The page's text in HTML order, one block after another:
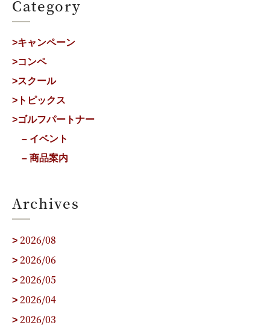
Category
>キャンペーン
>コンペ
>スクール
>トピックス
>ゴルフパートナー
– イベント
– 商品案内
Archives
> 2026/08
> 2026/06
> 2026/05
> 2026/04
> 2026/03